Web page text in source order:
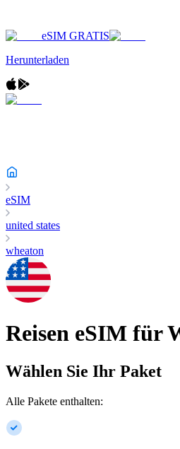
eSIM GRATIS
Herunterladen
eSIM
united states
wheaton
Reisen eSIM für
Wählen Sie Ihr Paket
Alle Pakete enthalten: